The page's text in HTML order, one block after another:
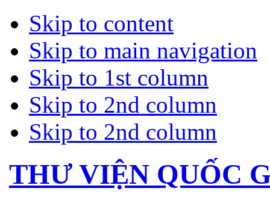
Skip to content
Skip to main navigation
Skip to 1st column
Skip to 2nd column
Skip to 2nd column
THƯ VIỆN QUỐC